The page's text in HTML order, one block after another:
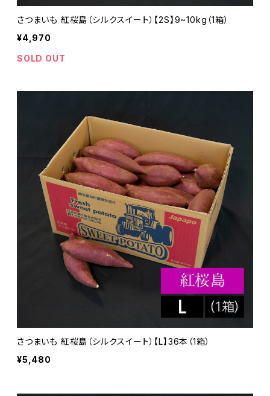
さつまいも 紅桜島（シルクスイート）【2S】9~10kg（1箱）
¥4,970
SOLD OUT
さつまいも 紅桜島（シルクスイート）【L】36本（1箱）
¥5,480